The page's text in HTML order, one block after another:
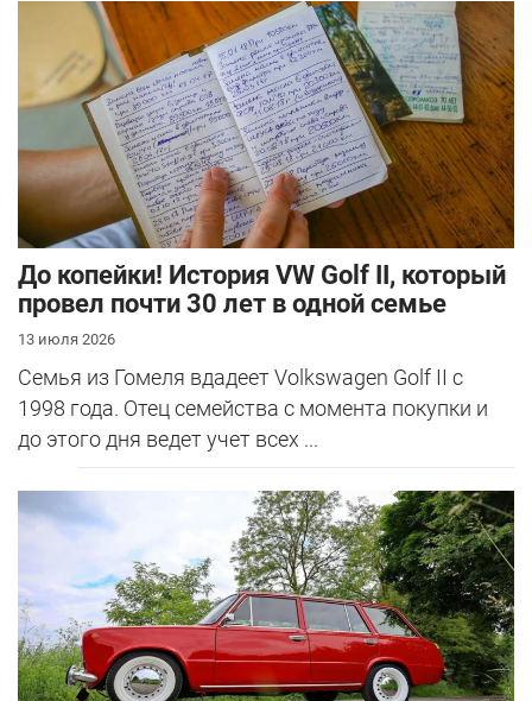
До копейки! История VW Golf II, который
провел почти 30 лет в одной семье
13 июля 2026
Семья из Гомеля вдадеет Volkswagen Golf II с
1998 года. Отец семейства с момента покупки и
до этого дня ведет учет всех ...